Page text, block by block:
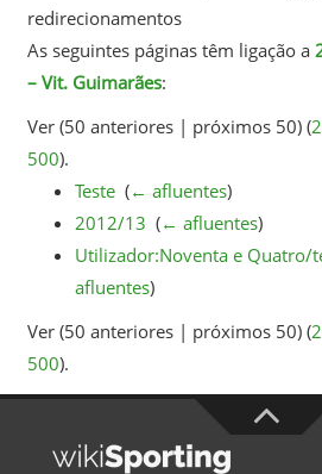
redirecionamentos
As seguintes páginas têm ligação a
– Vit. Guimarães:
Ver (50 anteriores | próximos 50) (
500).
Teste‎ (← afluentes)
2012/13 (← afluentes)
Utilizador:Noventa e Quatro/
afluentes)
Ver (50 anteriores | próximos 50) (
500).